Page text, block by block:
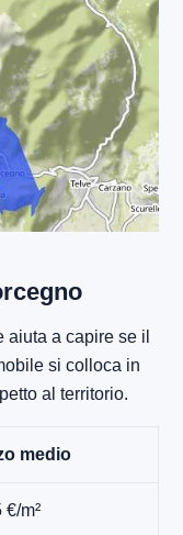
a capire se il
si colloca in
al territorio.
medio
€/m²